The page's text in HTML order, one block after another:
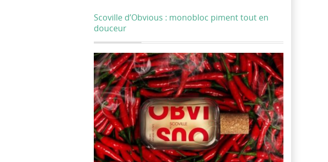
Scoville d’Obvious : monobloc piment tout en
douceur